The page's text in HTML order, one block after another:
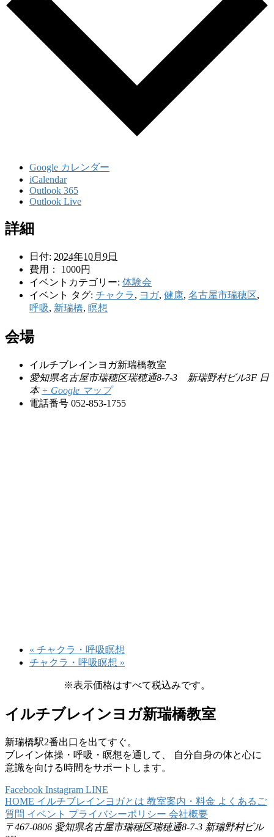
Google カレンダー
iCalendar
Outlook 365
Outlook Live
詳細
日付: 2024年10月9日
費用：
1000円
イベントカテゴリー: 体験会
イベント タグ: チャクラ, ヨガ, 健康, 名古屋市瑞穂区,
呼吸, 新瑞橋, 瞑想
会場
イルチブレインヨガ新瑞橋教室
愛知県名古屋市瑞穂区瑞穂通8-7-3 新瑞野村ビル3F 日
本 + Google マップ
電話番号 052-853-1755
« チャクラ・呼吸瞑想
チャクラ・呼吸瞑想 »
※表示価格はすべて税込みです。
イルチブレインヨガ新瑞橋教室
新瑞橋駅2番出口を出てすぐ。
ブレイン体操・呼吸・瞑想を通して、 自分自身の体と心に
意識を向ける時間をサポートします。
Facebook Instagram LINE
HOME イルチブレインヨガとは 教室案内・料金 よくあるご
質問 イベント プライバシーポリシー 会社概要
〒467-0806 愛知県名古屋市瑞穂区瑞穂通8-7-3 新瑞野村ビル